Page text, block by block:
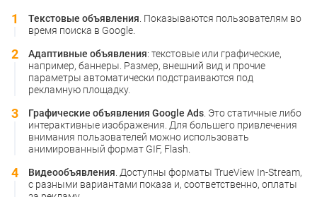
Текстовые объявления . Показываются пользователям во
время поиска в Google.
Адаптивные объявления: текстовые или графические,
например, баннеры. Размер, внешний вид и прочие
параметры автоматически подстраиваются под
рекламную площадку.
Графические объявления Google Ads . Это статичные либо
интерактивные изображения. Для большего привлечения
внимания пользователей можно использовать
анимированный формат GIF, Flash.
Видеообъявления . Доступны форматы TrueView In-Stream,
с разными вариантами показа и, соответственно, оплаты